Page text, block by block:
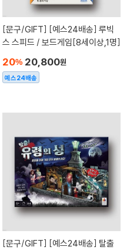
[문구/GIFT]
스 스피드 / 보드게임[8세이상,1명]
20% 20,800원
예스24배송
[문구/GIFT]